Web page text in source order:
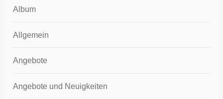
Album
Allgemein
Angebote
Angebote und Neuigkeiten